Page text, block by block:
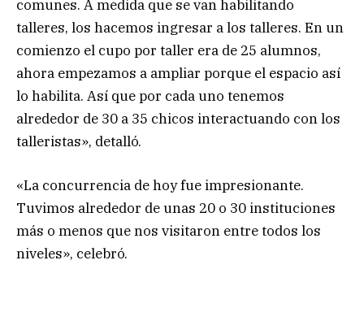
comunes. A medida que se van habilitando
talleres, los hacemos ingresar a los talleres. En un
comienzo el cupo por taller era de 25 alumnos,
ahora empezamos a ampliar porque el espacio así
lo habilita. Así que por cada uno tenemos
alrededor de 30 a 35 chicos interactuando con los
talleristas», detalló.
«La concurrencia de hoy fue impresionante.
Tuvimos alrededor de unas 20 o 30 instituciones
más o menos que nos visitaron entre todos los
niveles», celebró.